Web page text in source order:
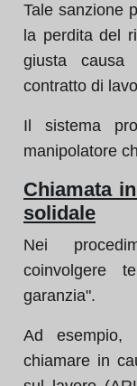
Tale sanzione
la perdita del
giusta
contratto di
Il sistema
manipolatore
Chiamata
solidale
Nei
coinvolgere
garanzia".
Ad esempio,
chiamare in